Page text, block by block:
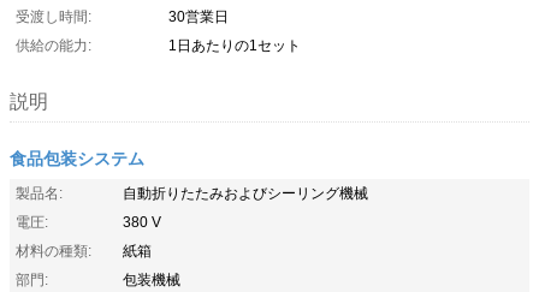
受渡し時間:
30営業日
供給の能力:
1日あたりの1セット
説明
食品包装システム
製品名:
自動折りたたみおよびシーリング機械
電圧:
380 V
材料の種類:
紙箱
部門:
包装機械